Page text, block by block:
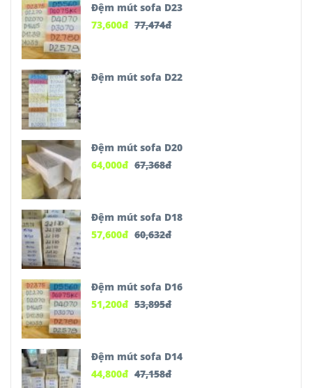
Đệm mút sofa D23
73,600đ 77,474đ
Đệm mút sofa D22
Đệm mút sofa D20
64,000đ 67,368đ
Đệm mút sofa D18
57,600đ 60,632đ
Đệm mút sofa D16
51,200đ 53,895đ
Đệm mút sofa D14
44,800đ 47,158đ